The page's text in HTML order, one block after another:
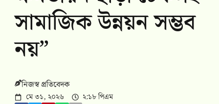
সামাজিক উন্নয়ন সম্ভব
নয়”
নিজস্ব প্রতিবেদক
মে ৩১, ২০২৬ ২:১৮ পিএম